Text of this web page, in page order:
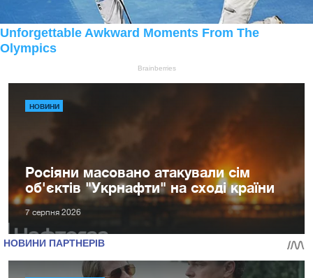
НОВИНИ
Росіяни масовано атакували сім
об'єктів "Укрнафти" на сході країни
7 серпня 2026